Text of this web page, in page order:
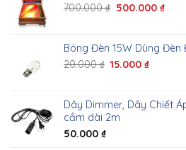
700.000₫ 500.000₫
Bóng Đèn 15W Dùng Đèn
20.000₫ 15.000₫
Dây Dimmer, Dây Chiết
cắm dài 2m
50.000 ₫